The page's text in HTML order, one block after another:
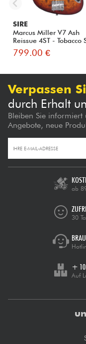
SIRE
Marcus Miller V7 Ash
Reissue 4ST - Tobacco
799.00 €
Verpassen
durch Erhalt
Bleiben Sie informiert
Angebote, neue
ab
30
+
Auf